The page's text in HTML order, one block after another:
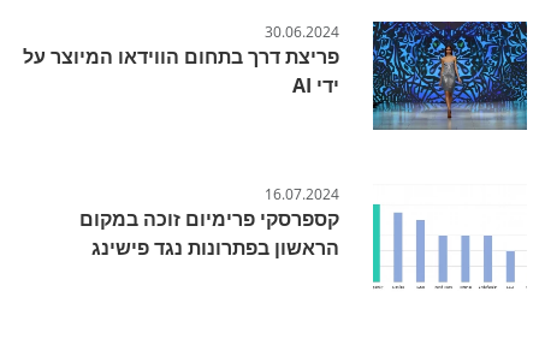
30.06.2024
פריצת דרך בתחום הווידאו המיוצר על
ידי AI
16.07.2024
קספרסקי פרימיום זוכה במקום
הראשון בפתרונות נגד פישינג